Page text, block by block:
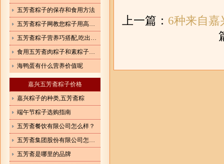
五芳斋粽子的保存和食用方法
五芳斋粽子网教您粽子用高压锅怎么煮
五芳斋粽子营养巧搭配,吃出健康来
食用五芳斋肉粽子和素粽子有什么讲究?
海鸭蛋有什么营养价值呢
嘉兴五芳斋粽子价格
嘉兴粽子的种类,五芳斋粽
端午节粽子选购指南
五芳斋餐饮有限公司怎么样？
五芳斋集团股份有限公司怎么样？
五芳斋是哪里的品牌
上一篇： 6种来自